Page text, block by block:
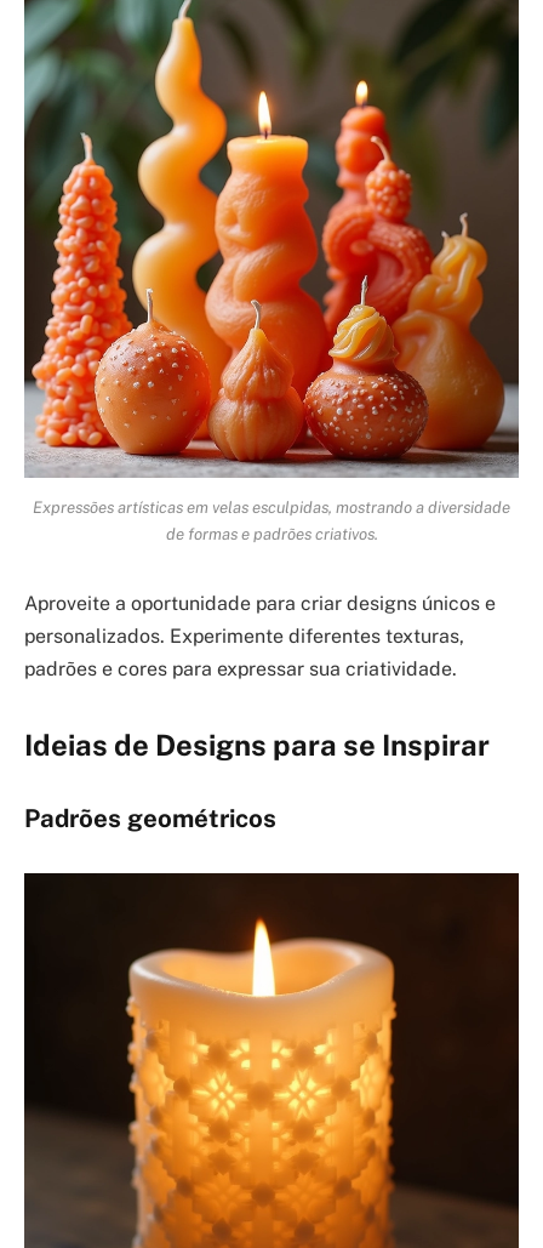
Expressões artísticas em velas esculpidas, mostrando a diversidade
de formas e padrões criativos.
Aproveite a oportunidade para criar designs únicos e
personalizados. Experimente diferentes texturas,
padrões e cores para expressar sua criatividade.
Ideias de Designs para se Inspirar
Padrões geométricos